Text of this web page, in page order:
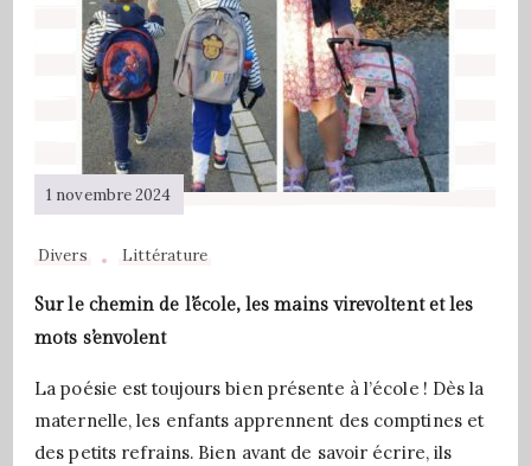
1 novembre 2024
Divers Littérature
Sur le chemin de l’école, les mains virevoltent et les
mots s’envolent
La poésie est toujours bien présente à l’école ! Dès la
maternelle, les enfants apprennent des comptines et
des petits refrains. Bien avant de savoir écrire, ils